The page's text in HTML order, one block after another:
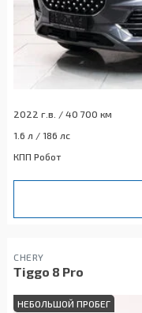
2022 г.в. / 40 700 км
1.6 л / 186 лс
КПП Робот
CHERY
Tiggo 8 Pro
НЕБОЛЬШОЙ ПРОБЕГ